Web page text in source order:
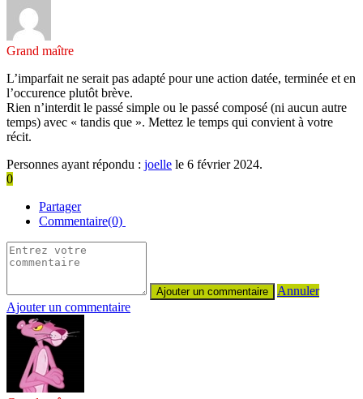
Grand maître
L’imparfait ne serait pas adapté pour une action datée, terminée et en
l’occurence plutôt brève.
Rien n’interdit le passé simple ou le passé composé (ni aucun autre
temps) avec « tandis que ». Mettez le temps qui convient à votre
récit.
Personnes ayant répondu : joelle le 6 février 2024.
0
Partager
Commentaire(0)
Annuler
Ajouter un commentaire